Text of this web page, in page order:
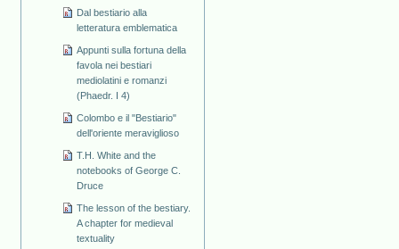
Dal bestiario alla
letteratura emblematica
Appunti sulla fortuna della
favola nei bestiari
mediolatini e romanzi
(Phaedr. I 4)
Colombo e il "Bestiario"
dell'oriente meraviglioso
T.H. White and the
notebooks of George C.
Druce
The lesson of the bestiary.
A chapter for medieval
textuality